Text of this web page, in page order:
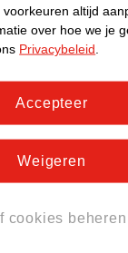
voorkeuren altijd
over hoe we je
Privacybeleid
cookies beheren
Weigeren
Accepteer